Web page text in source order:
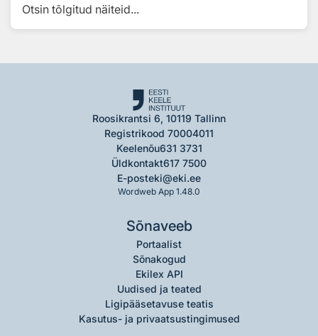
Otsin tõlgitud näiteid...
Roosikrantsi 6, 10119 Tallinn
Registrikood 70004011
Keelenõu631 3731
Üldkontakt617 7500
E-posteki@eki.ee
Wordweb App 1.48.0
Sõnaveeb
Portaalist
Sõnakogud
Ekilex API
Uudised ja teated
Ligipääsetavuse teatis
Kasutus- ja privaatsustingimused